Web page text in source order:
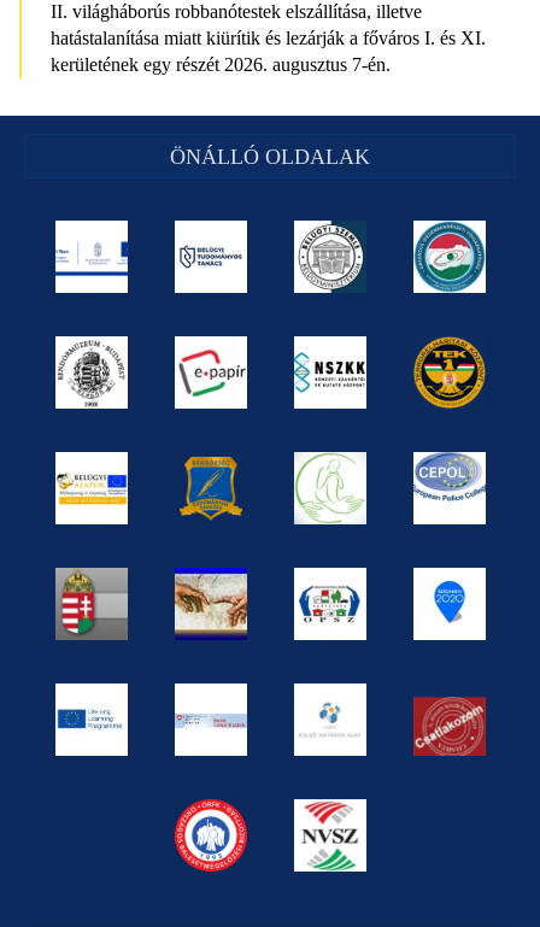
II. világháborús robbanótestek elszállítása, illetve
hatástalanítása miatt kiürítik és lezárják a főváros I. és XI.
kerületének egy részét 2026. augusztus 7-én.
ÖNÁLLÓ OLDALAK